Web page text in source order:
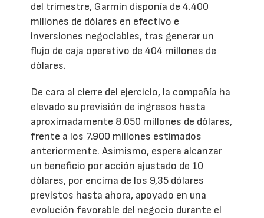
del trimestre, Garmin disponía de 4.400
millones de dólares en efectivo e
inversiones negociables, tras generar un
flujo de caja operativo de 404 millones de
dólares.
De cara al cierre del ejercicio, la compañía ha
elevado su previsión de ingresos hasta
aproximadamente 8.050 millones de dólares,
frente a los 7.900 millones estimados
anteriormente. Asimismo, espera alcanzar
un beneficio por acción ajustado de 10
dólares, por encima de los 9,35 dólares
previstos hasta ahora, apoyado en una
evolución favorable del negocio durante el